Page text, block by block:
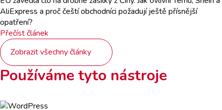
AliExpress a proč čeští obchodníci požadují ještě přísnější
opatření?
Přečíst článek
Zobrazit všechny články
Používáme tyto nástroje